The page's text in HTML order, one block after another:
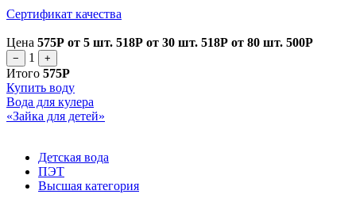
Сертификат качества
Цена 575Р от 5 шт. 518Р от 30 шт. 518Р от 80 шт. 500Р
− 1 +
Итого 575Р
Купить воду
Вода для кулера
«Зайка для детей»
Детская вода
ПЭТ
Высшая категория